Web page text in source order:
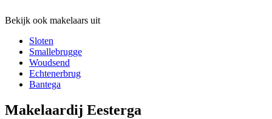
Bekijk ook makelaars uit
Sloten
Smallebrugge
Woudsend
Echtenerbrug
Bantega
Makelaardij Eesterga